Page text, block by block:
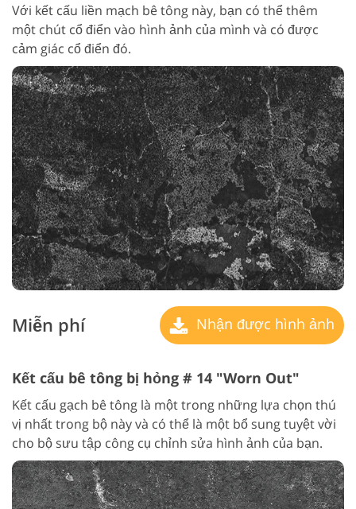
Với kết cấu liền mạch bê tông này, bạn có thể thêm
một chút cổ điển vào hình ảnh của mình và có được
cảm giác cổ điển đó.
Miễn phí Nhận được hình ảnh
Kết cấu bê tông bị hỏng # 14 "Worn Out"
Kết cấu gạch bê tông là một trong những lựa chọn thú
vị nhất trong bộ này và có thể là một bổ sung tuyệt vời
cho bộ sưu tập công cụ chỉnh sửa hình ảnh của bạn.